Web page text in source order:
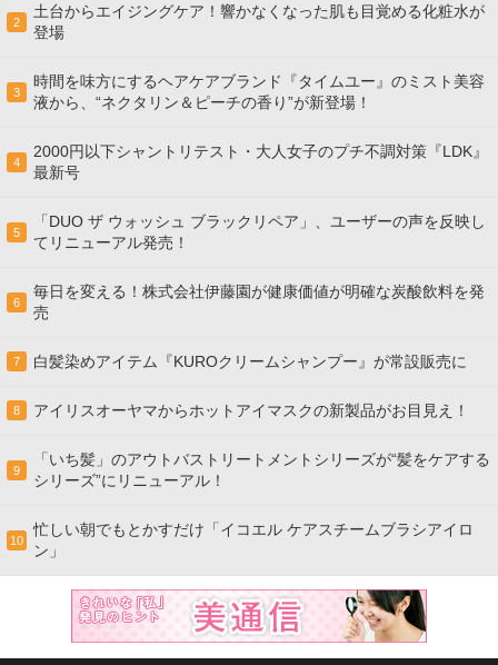
2
土台からエイジングケア！響かなくなった肌も目覚める化粧水が
登場
3
時間を味方にするヘアケアブランド『タイムユー』のミスト美容
液から、“ネクタリン＆ピーチの香り”が新登場！
4
2000円以下シャントリテスト・大人女子のプチ不調対策『LDK』
最新号
5
「DUO ザ ウォッシュ ブラックリペア」、ユーザーの声を反映し
てリニューアル発売！
6
毎日を変える！株式会社伊藤園が健康価値が明確な炭酸飲料を発
売
7 白髪染めアイテム『KUROクリームシャンプー』が常設販売に
8 アイリスオーヤマからホットアイマスクの新製品がお目見え！
9
「いち髪」のアウトバストリートメントシリーズが“髪をケアする
シリーズ”にリニューアル！
10
忙しい朝でもとかすだけ「イコエル ケアスチームブラシアイロ
ン」